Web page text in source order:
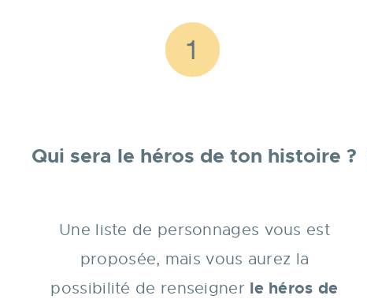
Qui sera le héros de ton histoire ?
Une liste de personnages vous est
proposée, mais vous aurez la
possibilité de renseigner le héros de